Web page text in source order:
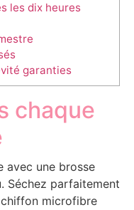
les dix heures
garanties
chaque
avec une brosse
Séchez parfaitement
chiffon microfibre